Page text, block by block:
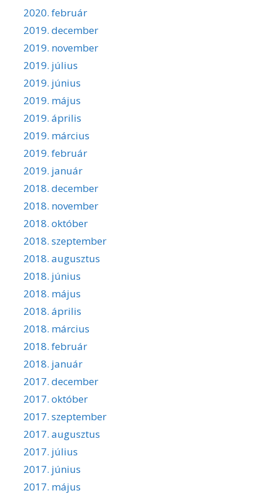
2020. február
2019. december
2019. november
2019. július
2019. június
2019. május
2019. április
2019. március
2019. február
2019. január
2018. december
2018. november
2018. október
2018. szeptember
2018. augusztus
2018. június
2018. május
2018. április
2018. március
2018. február
2018. január
2017. december
2017. október
2017. szeptember
2017. augusztus
2017. július
2017. június
2017. május